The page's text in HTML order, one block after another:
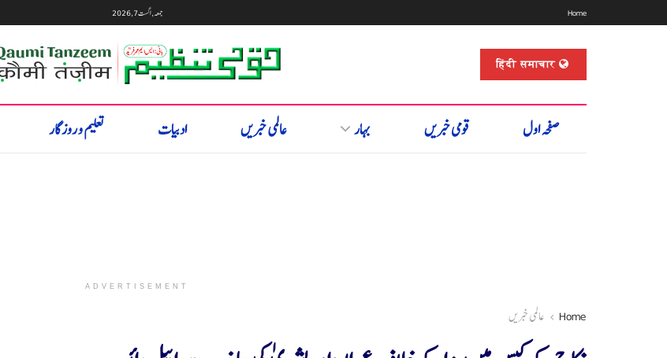
Home جمعہ, اگست 7, 2026
हिंदी समाचार
صفحہ اول قومی خبریں بہار عالمی خبریں ادبیات تعلیم و روزگار
ADVERTISEMENT
Home عالمی خبریں